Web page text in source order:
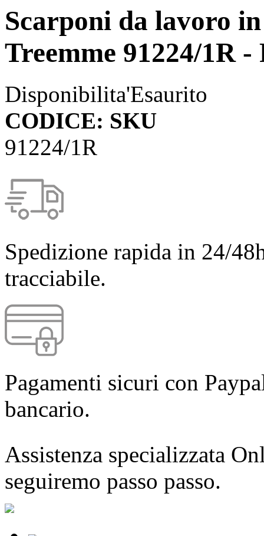
Scarponi da lavoro
Treemme 91224/1R -
Disponibilita'Esaurito
CODICE: SKU
91224/1R
Spedizione rapida in 24/
tracciabile.
Pagamenti sicuri con
bancario.
Assistenza specializzata
seguiremo passo passo.